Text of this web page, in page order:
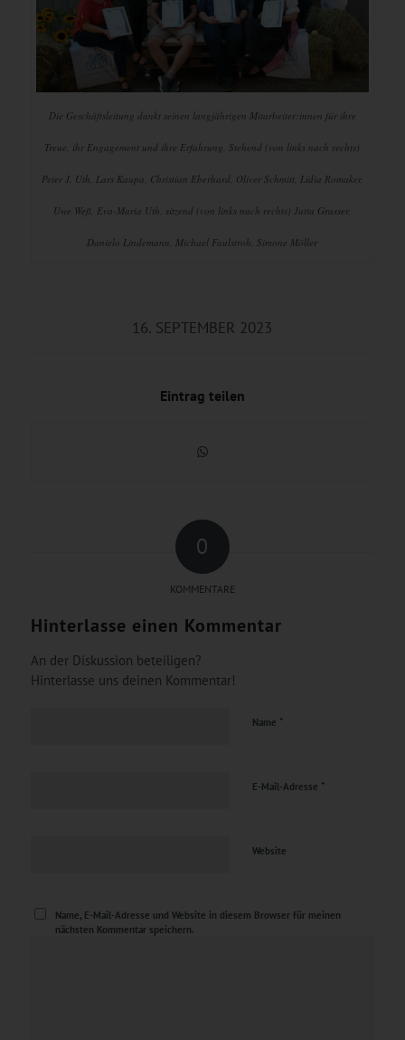
Die Geschäftsleitung dankt seinen langjährigen Mitarbeiter:innen für ihre
Treue, ihr Engagement und ihre Erfahrung. Stehend (von links nach rechts)
Peter J. Uth, Lars Kaupa, Christian Eberhard, Oliver Schmitt, Lidia Romaker,
Uwe Weß, Eva-Maria Uth, sitzend (von links nach rechts) Jutta Grasser,
Danielo Lindemann, Michael Faulstroh, Simone Möller
16. SEPTEMBER 2023
Eintrag teilen
0
KOMMENTARE
Hinterlasse einen Kommentar
An der Diskussion beteiligen?
Hinterlasse uns deinen Kommentar!
Name *
E-Mail-Adresse *
Website
Name, E-Mail-Adresse und Website in diesem Browser für meinen
nächsten Kommentar speichern.